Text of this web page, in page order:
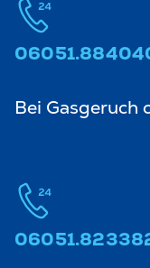
Bei Gasgeruch